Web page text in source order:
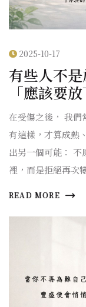
2025-10-17
有些人不
「應該要
在受傷之後， 我們
有這樣，才算成熟
出另一個可能：
裡，而是拒絕再次
READ MORE